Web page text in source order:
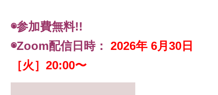
◉参加費無料!!
◉Zoom配信日時：2026年 6月30日
［火］20:00〜